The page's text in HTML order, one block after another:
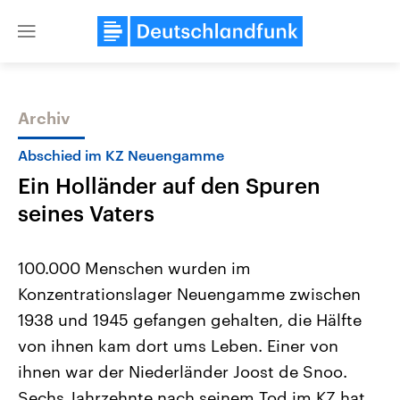
Close
Themen
Landtagswahl Sachsen-Anhalt
2026
Alle Informationen
Sachsen-Anhalt wählt am 6.
September 2026 einen neuen
Landtag. Seit 2021 wird das
Bundesland von einer Koalition aus
USA
Aktuelle Beiträge,
Hintergründe
Wirtschaftlich und
gehören die Vereinigten
den mächtigsten Ländern
mit großem Einfluss auf
Archiv
Abschied im KZ Neuengamme
Ein Holländer auf den Spuren
seines Vaters
100.000 Menschen wurden im
Konzentrationslager Neuengamme zwischen
1938 und 1945 gefangen gehalten, die Hälfte
von ihnen kam dort ums Leben. Einer von
ihnen war der Niederländer Joost de Snoo.